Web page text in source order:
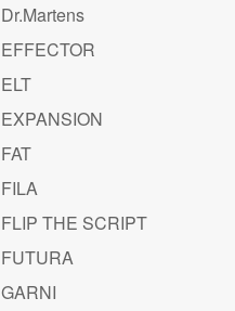
Dr.Martens
EFFECTOR
ELT
EXPANSION
FAT
FILA
FLIP THE SCRIPT
FUTURA
GARNI